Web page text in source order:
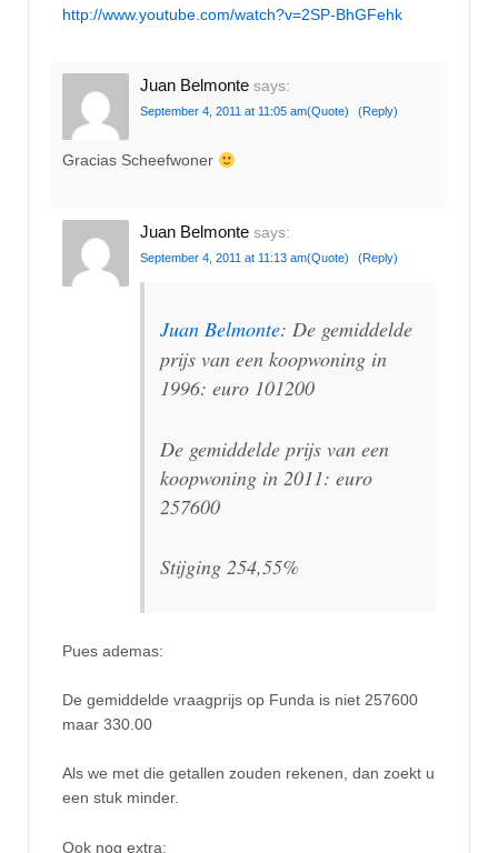
http://www.youtube.com/watch?v=2SP-BhGFehk
Juan Belmonte says:
September 4, 2011 at 11:05 am(Quote) (Reply)
Gracias Scheefwoner
Juan Belmonte says:
September 4, 2011 at 11:13 am(Quote) (Reply)
Juan Belmonte: De gemiddelde
prijs van een koopwoning in
1996: euro 101200
De gemiddelde prijs van een
koopwoning in 2011: euro
257600
Stijging 254,55%
Pues ademas:
De gemiddelde vraagprijs op Funda is niet 257600
maar 330.00
Als we met die getallen zouden rekenen, dan zoekt u
een stuk minder.
Ook nog extra: